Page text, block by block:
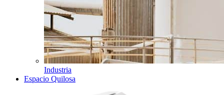
Industria
Espacio Quilosa